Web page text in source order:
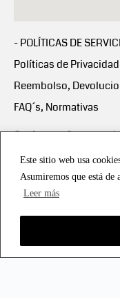
Este sitio web usa
Asumiremos que está de
Leer más
- POLÍTICAS DE
Políticas de Privacidad
Reembolso,
FAQ´s, Normativas
Scalapay:Compra
Scalapay Política
Copyright © 2021 all